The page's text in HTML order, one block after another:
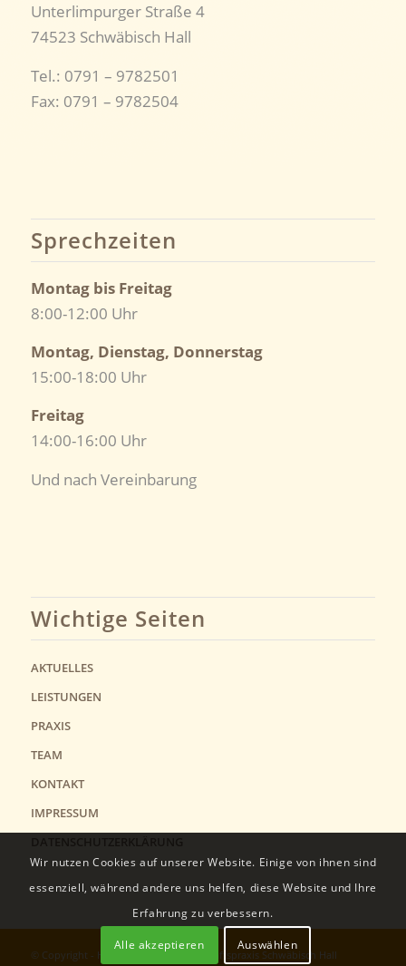
Unterlimpurger Straße 4
74523 Schwäbisch Hall
Tel.: 0791 – 9782501
Fax: 0791 – 9782504
Sprechzeiten
Montag bis Freitag
8:00-12:00 Uhr
Montag, Dienstag, Donnerstag
15:00-18:00 Uhr
Freitag
14:00-16:00 Uhr
Und nach Vereinbarung
Wichtige Seiten
AKTUELLES
LEISTUNGEN
PRAXIS
TEAM
KONTAKT
IMPRESSUM
© Copyright - Hausärztliche Gemeinschaftspraxis Schwäbisch Hall
Wir nutzen Cookies auf unserer Website. Einige von ihnen sind
essenziell, während andere uns helfen, diese Website und Ihre
Erfahrung zu verbessern.
Alle akzeptieren Auswählen